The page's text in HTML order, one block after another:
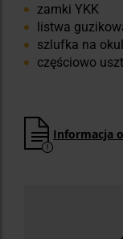
zamki YKK
listwa
szlufka na
częściowo
Informacja